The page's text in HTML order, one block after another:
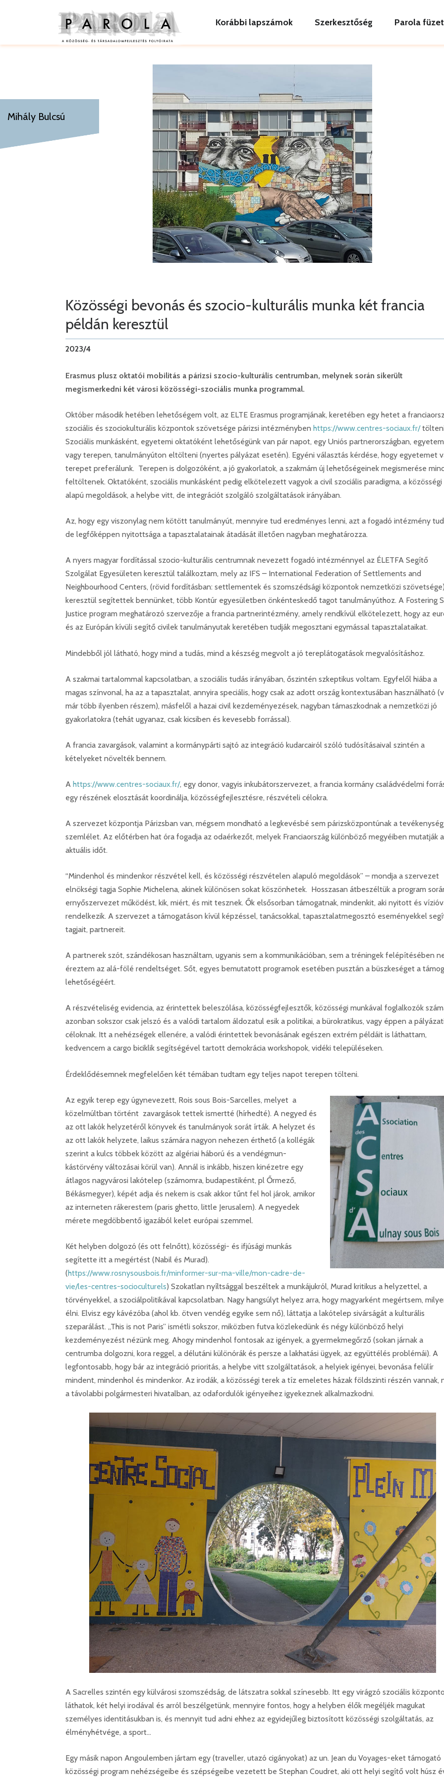
Mihály Bulcsú
Korábbi lapszámok Szerkesztőség Parola
Közösségi bevonás és szocio-kulturális munka két francia
példán keresztül
2023/4
Erasmus plusz oktatói mobilitás a párizsi szocio-kulturális centrumban, melynek során sikerült
megismerkedni két városi közösségi-szociális munka programmal.
Október második hetében lehetőségem volt, az ELTE Erasmus programjának, keretében egy hetet a
szociális és szociokulturális központok szövetsége párizsi intézményben https://www.centres-sociaux.fr/
Szociális munkásként, egyetemi oktatóként lehetőségünk van pár napot, egy Uniós partnerországban,
vagy terepen, tanulmányúton eltölteni (nyertes pályázat esetén). Egyéni választás kérdése, hogy egyetemet
terepet preferálunk. Terepen is dolgozóként, a jó gyakorlatok, a szakmám új lehetőségeinek megismerése
feltöltenek. Oktatóként, szociális munkásként pedig elkötelezett vagyok a civil szociális paradigma, a közösségi
alapú megoldások, a helybe vitt, de integrációt szolgáló szolgáltatások irányában.
Az, hogy egy viszonylag nem kötött tanulmányút, mennyire tud eredményes lenni, azt a fogadó intézmény
de legfőképpen nyitottsága a tapasztalatainak átadását illetően nagyban meghatározza.
A nyers magyar fordítással szocio-kulturális centrumnak nevezett fogadó intézménnyel az ÉLETFA Segítő
Szolgálat Egyesületen keresztül találkoztam, mely az IFS – International Federation of Settlements and
Neighbourhood Centers, (rövid fordításban: settlementek és szomszédsági központok nemzetközi
keresztül segítettek bennünket, több Kontúr egyesületben önkénteskedő tagot tanulmányúthoz. A Fostering
Justice program meghatározó szervezője a francia partnerintézmény, amely rendkívül elkötelezett, hogy az
és az Európán kívüli segítő civilek tanulmányutak keretében tudják megosztani egymással tapasztalataikat.
Mindebből jól látható, hogy mind a tudás, mind a készség megvolt a jó tereplátogatások megvalósításhoz.
A szakmai tartalommal kapcsolatban, a szociális tudás irányában, őszintén szkeptikus voltam. Egyfelől hiába a
magas színvonal, ha az a tapasztalat, annyira speciális, hogy csak az adott ország kontextusában használható
már több ilyenben részem), másfelől a hazai civil kezdeményezések, nagyban támaszkodnak a nemzetközi jó
gyakorlatokra (tehát ugyanaz, csak kicsiben és kevesebb forrással).
A francia zavargások, valamint a kormánypárti sajtó az integráció kudarcairól szóló tudósításaival szintén a
kételyeket növelték bennem.
A https://www.centres-sociaux.fr/, egy donor, vagyis inkubátorszervezet, a francia kormány családvédelmi
egy részének elosztását koordinálja, közösségfejlesztésre, részvételi célokra.
A szervezet központja Párizsban van, mégsem mondható a legkevésbé sem párizsközpontúnak a
szemlélet. Az előtérben hat óra fogadja az odaérkezőt, melyek Franciaország különböző megyéiben mutatják
aktuális időt.
“Mindenhol és mindenkor részvétel kell, és közösségi részvételen alapuló megoldások” – mondja a szervezet
elnökségi tagja Sophie Michelena, akinek különösen sokat köszönhetek. Hosszasan átbeszéltük a program
ernyőszervezet működést, kik, miért, és mit tesznek. Ők elsősorban támogatnak, mindenkit, aki nyitott és
rendelkezik. A szervezet a támogatáson kívül képzéssel, tanácsokkal, tapasztalatmegosztó eseményekkel
tagjait, partnereit.
A partnerek szót, szándékosan használtam, ugyanis sem a kommunikációban, sem a tréningek felépítésében
éreztem az alá-fölé rendeltséget. Sőt, egyes bemutatott programok esetében pusztán a büszkeséget a
lehetőségéért.
A részvételiség evidencia, az érintettek beleszólása, közösségfejlesztők, közösségi munkával foglalkozók
azonban sokszor csak jelszó és a valódi tartalom áldozatul esik a politikai, a bürokratikus, vagy éppen a
céloknak. Itt a nehézségek ellenére, a valódi érintettek bevonásának egészen extrém példáit is láthattam,
kedvencem a cargo biciklik segítségével tartott demokrácia workshopok, vidéki településeken.
Érdeklődésemnek megfelelően két témában tudtam egy teljes napot terepen tölteni.
Az egyik terep egy úgynevezett, Rois sous Bois-Sarcelles, melyet a
közelmúltban történt zavargások tettek ismertté (hírhedté). A negyed és
az ott lakók helyzetéről könyvek és tanulmányok sorát írták. A helyzet és
az ott lakók helyzete, laikus számára nagyon nehezen érthető (a kollégák
szerint a kulcs többek között az algériai háború és a vendégmun-
kástörvény változásai körül van). Annál is inkább, hiszen kinézetre egy
átlagos nagyvárosi lakótelep (számomra, budapestiként, pl Őrmező,
Békásmegyer), képét adja és nekem is csak akkor tűnt fel hol járok, amikor
az interneten rákerestem (paris ghetto, little Jerusalem). A negyedek
mérete megdöbbentő igazából kelet európai szemmel.
Két helyben dolgozó (és ott felnőtt), közösségi- és ifjúsági munkás
segítette itt a megértést (Nabil és Murad).
(https://www.rosnysousbois.fr/minformer-sur-ma-ville/mon-cadre-de-
vie/les-centres-socioculturels) Szokatlan nyíltsággal beszéltek a munkájukról, Murad kritikus a helyzettel, a
törvényekkel, a szociálpolitikával kapcsolatban. Nagy hangsúlyt helyez arra, hogy magyarként megértsem,
élni. Elvisz egy kávézóba (ahol kb. ötven vendég egyike sem nő), láttatja a lakótelep sivárságát a kulturális
szeparálást. „This is not Paris” ismétli sokszor, miközben futva közlekedünk és négy különböző helyi
kezdeményezést nézünk meg. Ahogy mindenhol fontosak az igények, a gyermekmegőrző (sokan járnak a
centrumba dolgozni, kora reggel, a délutáni különórák és persze a lakhatási ügyek, az együttélés problémái). A
legfontosabb, hogy bár az integráció prioritás, a helybe vitt szolgáltatások, a helyiek igényei, bevonása felülír
mindent, mindenhol és mindenkor. Az irodák, a közösségi terek a tíz emeletes házak földszinti részén vannak,
a távolabbi polgármesteri hivatalban, az odafordulók igényeihez igyekeznek alkalmazkodni.
A Sacrelles szintén egy külvárosi szomszédság, de látszatra sokkal színesebb. Itt egy virágzó szociális
láthatok, két helyi irodával és arról beszélgetünk, mennyire fontos, hogy a helyben élők megéljék magukat
személyes identitásukban is, és mennyit tud adni ehhez az egyidejűleg biztosított közösségi szolgáltatás, az
élményhétvége, a sport…
Egy másik napon Angoulemben jártam egy (traveller, utazó cigányokat) az un. Jean du Voyages-eket támogató
közösségi program nehézségeibe és szépségeibe vezetett be Stephan Coudret, aki ott helyi segítő volt húsz